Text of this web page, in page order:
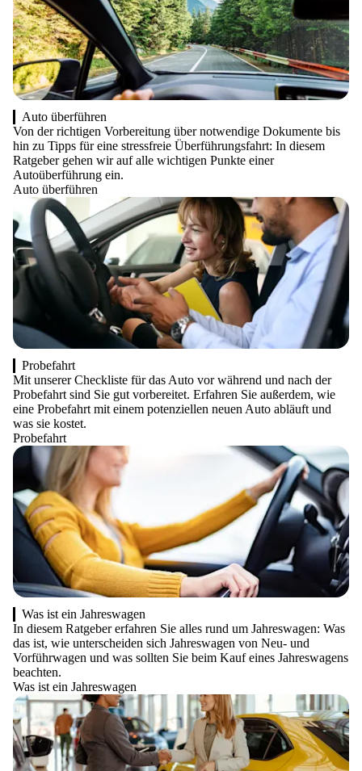
Auto überführen
Von der richtigen Vorbereitung über notwendige Dokumente bis
hin zu Tipps für eine stressfreie Überführungsfahrt: In diesem
Ratgeber gehen wir auf alle wichtigen Punkte einer
Autoüberführung ein.
Auto überführen
Probefahrt
Mit unserer Checkliste für das Auto vor während und nach der
Probefahrt sind Sie gut vorbereitet. Erfahren Sie außerdem, wie
eine Probefahrt mit einem potenziellen neuen Auto abläuft und
was sie kostet.
Probefahrt
Was ist ein Jahreswagen
In diesem Ratgeber erfahren Sie alles rund um Jahreswagen: Was
das ist, wie unterscheiden sich Jahreswagen von Neu- und
Vorführwagen und was sollten Sie beim Kauf eines Jahreswagens
beachten.
Was ist ein Jahreswagen